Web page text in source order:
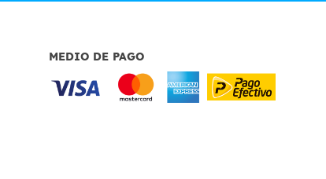
MEDIO DE PAGO